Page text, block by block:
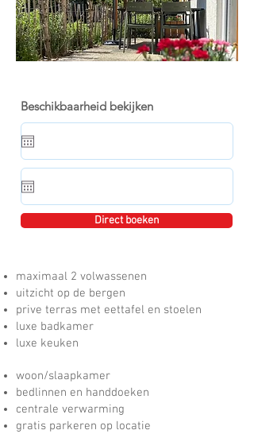
Beschikbaarheid bekijken
Direct boeken
maximaal 2 volwassenen
uitzicht op de bergen
prive terras met eettafel en stoelen
luxe badkamer
luxe keuken
woon/slaapkamer
bedlinnen en handdoeken
centrale verwarming
gratis parkeren op locatie